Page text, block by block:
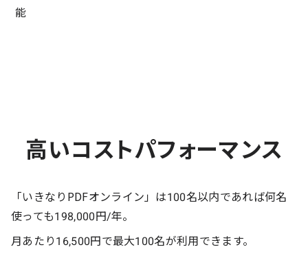
能
高いコストパフォーマンス
「いきなりPDFオンライン」は100名以内であれば何名
使っても198,000円/年。
月あたり16,500円で最大100名が利用できます。